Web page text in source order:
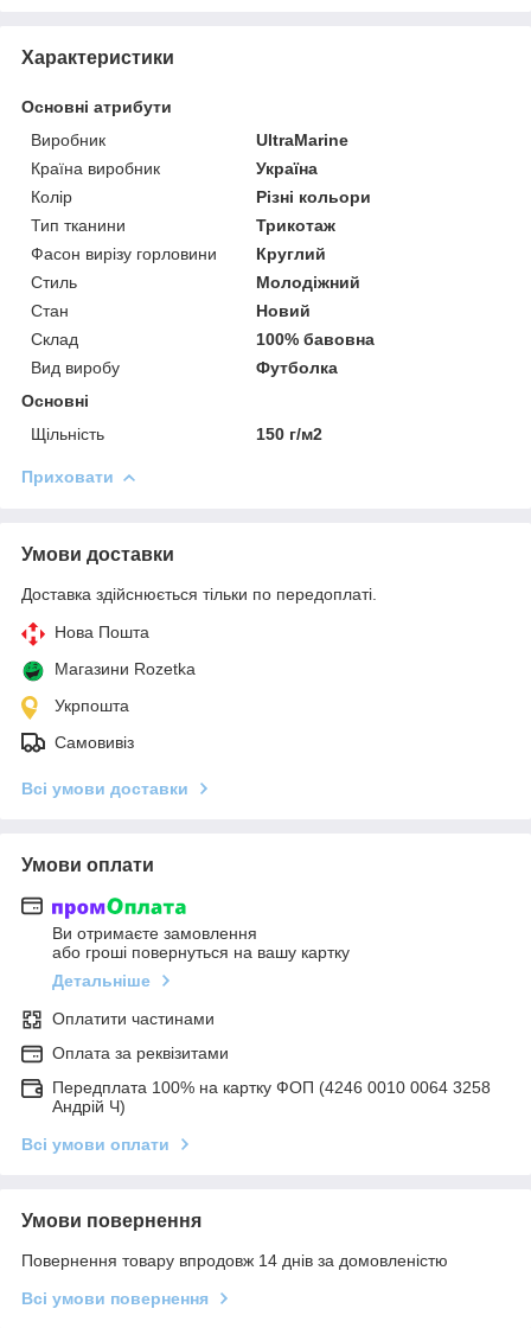
Характеристики
Основні атрибути
Виробник
UltraMarine
Країна виробник
Україна
Колір
Різні кольори
Тип тканини
Трикотаж
Фасон вирізу горловини
Круглий
Стиль
Молодіжний
Стан
Новий
Склад
100% бавовна
Вид виробу
Футболка
Основні
Щільність
150 г/м2
Приховати
Умови доставки
Доставка здійснюється тільки по передоплаті.
Нова Пошта
Магазини Rozetka
Укрпошта
Самовивіз
Всі умови доставки
Умови оплати
Ви отримаєте замовлення
або гроші повернуться на вашу картку
Детальніше
Оплатити частинами
Оплата за реквізитами
Передплата 100% на картку ФОП (4246 0010 0064 3258
Андрій Ч)
Всі умови оплати
Умови повернення
Повернення товару впродовж 14 днів за домовленістю
Всі умови повернення